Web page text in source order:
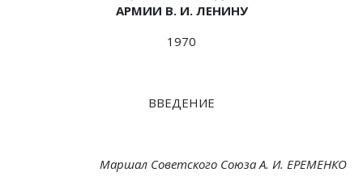
АРМИИ В. И. ЛЕНИНУ
1970
ВВЕДЕНИЕ
Маршал Советского Союза А. И. ЕРЕМЕНКО